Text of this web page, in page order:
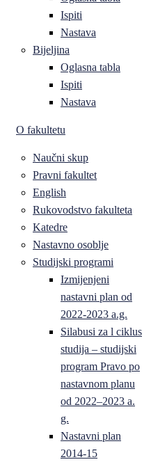
Ispiti
Nastava
Bijeljina
Oglasna tabla
Ispiti
Nastava
O fakultetu
Naučni skup
Pravni fakultet
English
Rukovodstvo fakulteta
Katedre
Nastavno osoblje
Studijski programi
Izmijenjeni
nastavni plan od
2022-2023 a.g.
Silabusi za l ciklus
studija – studijski
program Pravo po
nastavnom planu
od 2022–2023 a.
g.
Nastavni plan
2014-15